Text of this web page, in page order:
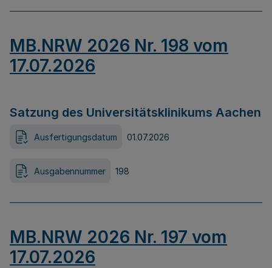
MB.NRW 2026 Nr. 198 vom
17.07.2026
Satzung des Universitätsklinikums Aachen
Ausfertigungsdatum 01.07.2026
Ausgabennummer 198
MB.NRW 2026 Nr. 197 vom
17.07.2026